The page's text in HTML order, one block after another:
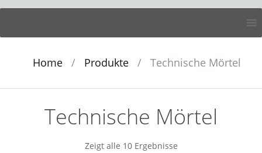
content
Home / Produkte / Technische Mörtel
Technische Mörtel
Zeigt alle 10 Ergebnisse